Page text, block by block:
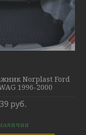
Norplast Ford
1996-2000
руб.